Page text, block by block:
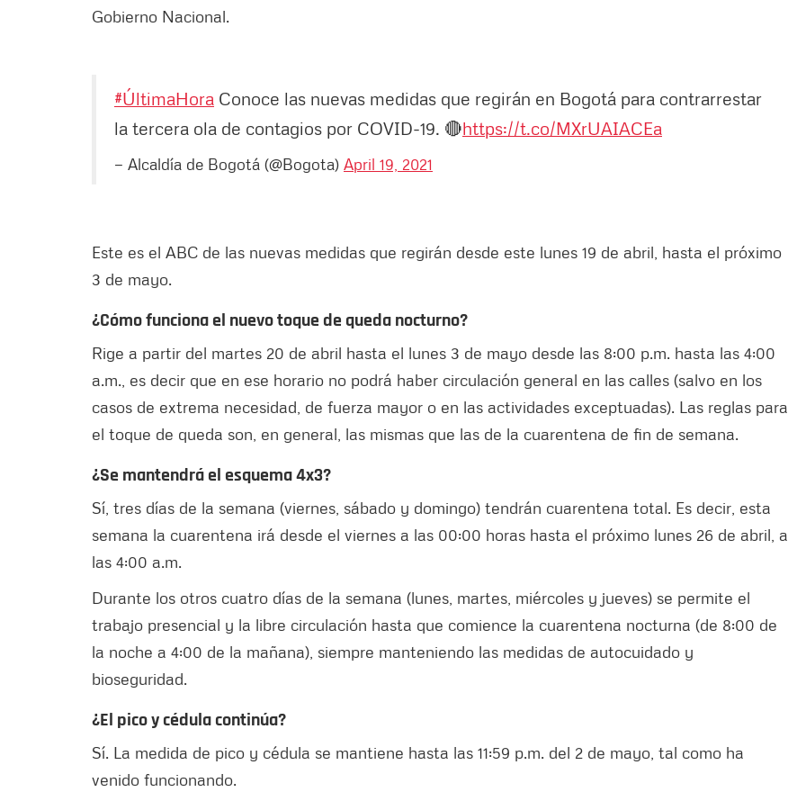
Gobierno Nacional.
#ÚltimaHora Conoce las nuevas medidas que regirán en Bogotá para contrarrestar
la tercera ola de contagios por COVID-19. 🔴https://t.co/MXrUAIACEa
— Alcaldía de Bogotá (@Bogota) April 19, 2021
Este es el ABC de las nuevas medidas que regirán desde este lunes 19 de abril, hasta el próximo
3 de mayo.
¿Cómo funciona el nuevo toque de queda nocturno?
Rige a partir del martes 20 de abril hasta el lunes 3 de mayo desde las 8:00 p.m. hasta las 4:00
a.m., es decir que en ese horario no podrá haber circulación general en las calles (salvo en los
casos de extrema necesidad, de fuerza mayor o en las actividades exceptuadas). Las reglas para
el toque de queda son, en general, las mismas que las de la cuarentena de fin de semana.
¿Se mantendrá el esquema 4x3?
Sí, tres días de la semana (viernes, sábado y domingo) tendrán cuarentena total. Es decir, esta
semana la cuarentena irá desde el viernes a las 00:00 horas hasta el próximo lunes 26 de abril, a
las 4:00 a.m.
Durante los otros cuatro días de la semana (lunes, martes, miércoles y jueves) se permite el
trabajo presencial y la libre circulación hasta que comience la cuarentena nocturna (de 8:00 de
la noche a 4:00 de la mañana), siempre manteniendo las medidas de autocuidado y
bioseguridad.
¿El pico y cédula continúa?
Sí. La medida de pico y cédula se mantiene hasta las 11:59 p.m. del 2 de mayo, tal como ha
venido funcionando.